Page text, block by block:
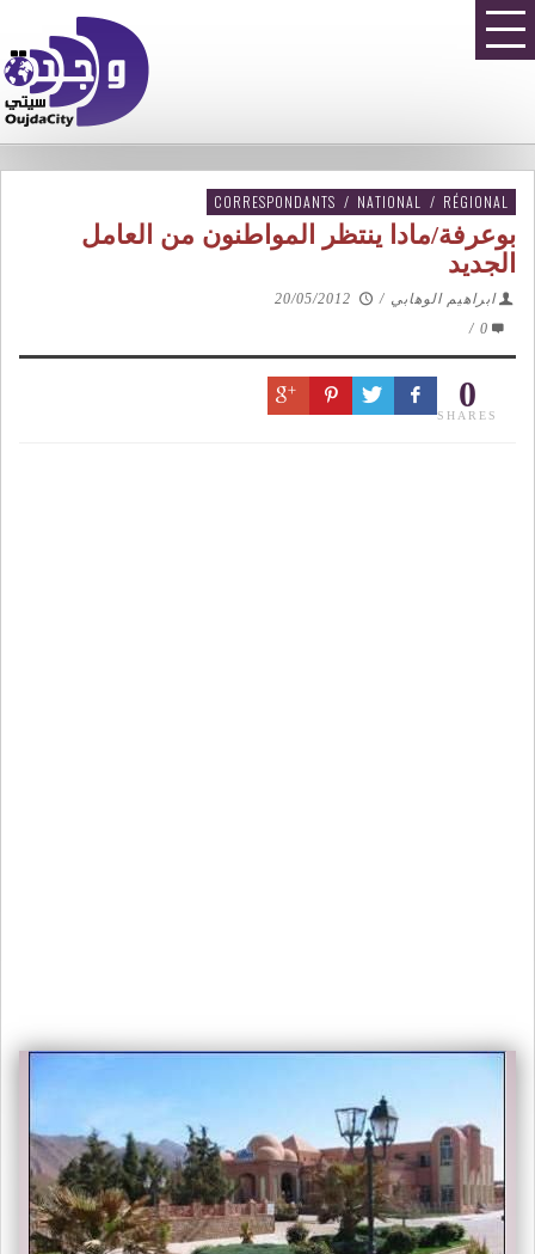
CORRESPONDANTS / NATIONAL / RÉGIONAL
بوعرفة/مادا ينتظر المواطنون من العامل
الجديد‎
ابراهيم الوهابي /
20/05/2012
0
/
0
SHARES